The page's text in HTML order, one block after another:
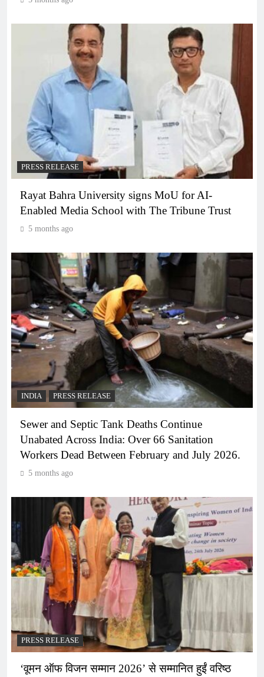
PRESS RELEASE
Rayat Bahra University signs MoU for AI-
Enabled Media School with The Tribune Trust
5 months ago
INDIA PRESS RELEASE
Sewer and Septic Tank Deaths Continue
Unabated Across India: Over 66 Sanitation
Workers Dead Between February and July 2026.
5 months ago
PRESS RELEASE
‘वूमन ऑफ विजन सम्मान 2026’ से सम्मानित हुईं वरिष्ठ